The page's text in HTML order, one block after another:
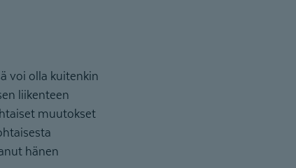
voi olla kuitenkin
liikenteen
muutokset
hänen